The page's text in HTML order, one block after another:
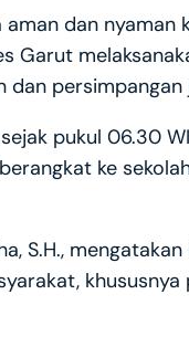
dan nyaman
Garut
persimpangan
pukul 06.30
ke
S.H.,